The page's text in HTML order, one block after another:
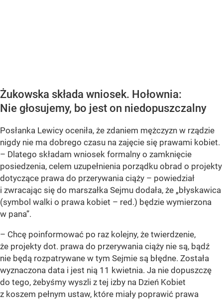
Żukowska składa wniosek. Hołownia:
Nie głosujemy, bo jest on niedopuszczalny
Posłanka Lewicy oceniła, że zdaniem mężczyzn w rządzie
nigdy nie ma dobrego czasu na zajęcie się prawami kobiet.
– Dlatego składam wniosek formalny o zamknięcie
posiedzenia, celem uzupełnienia porządku obrad o projekty
dotyczące prawa do przerywania ciąży – powiedział
i zwracając się do marszałka Sejmu dodała, że „błyskawica
(symbol walki o prawa kobiet – red.) będzie wymierzona
w pana”.
– Chcę poinformować po raz kolejny, że twierdzenie,
że projekty dot. prawa do przerywania ciąży nie są, bądź
nie będą rozpatrywane w tym Sejmie są błędne. Została
wyznaczona data i jest nią 11 kwietnia. Ja nie dopuszczę
do tego, żebyśmy wyszli z tej izby na Dzień Kobiet
z koszem pełnym ustaw, które miały poprawić prawa